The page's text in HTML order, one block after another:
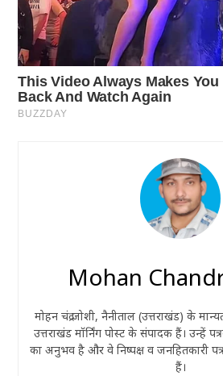
Mohan
मोहन चंद्र जोशी, नैनीताल (उत्तराखंड) के
उत्तराखंड मॉर्निंग पोस्ट के संपादक हैं। उन्हें
का अनुभव है और वे निष्पक्ष व जनहितकारी
हैं।